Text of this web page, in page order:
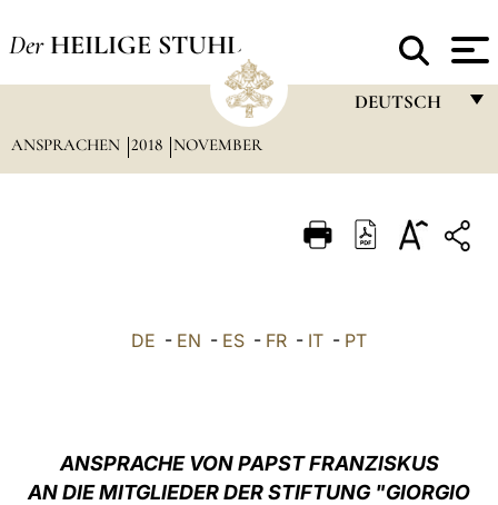
Der HEILIGE STUHL
DEUTSCH
ITALIANO
中文
ANSPRACHEN 2018 NOVEMBER
DE - EN - ES - FR - IT - PT
ANSPRACHE VON PAPST FRANZISKUS
AN DIE MITGLIEDER DER STIFTUNG "GIORGIO